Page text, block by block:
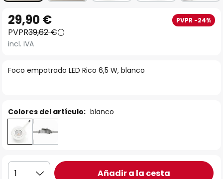
comienzo
de
galería
Foco empotrado LED Rico 6,5 W, blanco
29,90 € PVPR -24%
PVPR39,62 €
incl. IVA
Colores del artículo: blanco
1 Añadir a la cesta